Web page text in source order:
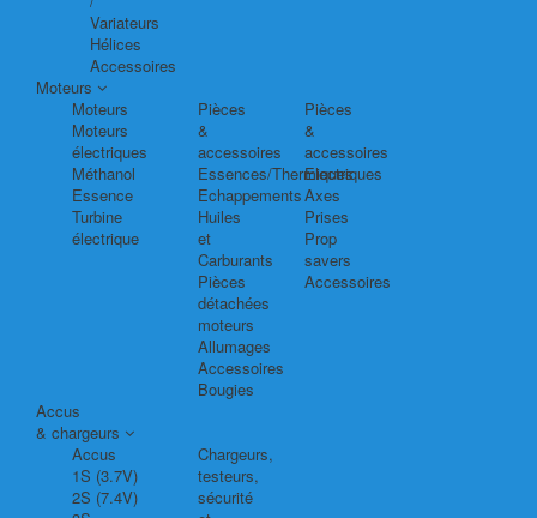
Variateurs
Hélices
Accessoires
Moteurs
Moteurs
Moteurs
électriques
Méthanol
Essence
Turbine
électrique
Pièces
&
accessoires
Essences/Thermiques
Echappements
Huiles
et
Carburants
Pièces
détachées
moteurs
Allumages
Accessoires
Bougies
Pièces
&
accessoires
Electriques
Axes
Prises
Prop
savers
Accessoires
Accus
& chargeurs
Accus
1S (3.7V)
2S (7.4V)
Chargeurs,
testeurs,
sécurité